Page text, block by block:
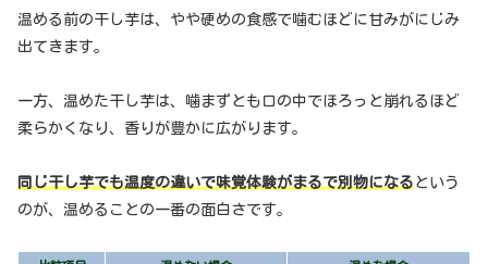
温める前の干し芋は、やや硬めの食感で噛むほどに甘みがにじみ
出てきます。
一方、温めた干し芋は、噛まずとも口の中でほろっと崩れるほど
柔らかくなり、香りが豊かに広がります。
同じ干し芋でも温度の違いで味覚体験がまるで別物になるという
のが、温めることの一番の面白さです。